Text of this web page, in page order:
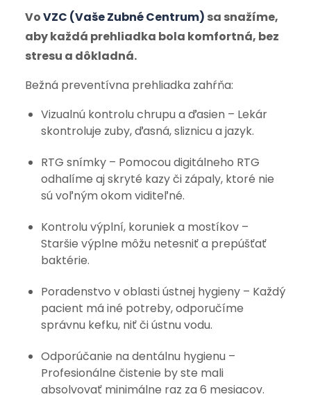
VoVZC (Vaše Zubné Centrum) sa snažíme,
aby každá prehliadka bola komfortná, bez
stresu a dôkladná.
Bežná preventívna prehliadka zahŕňa:
Vizualnú kontrolu chrupu a ďasien – Lekár
skontroluje zuby, ďasná, sliznicu a jazyk.
RTG snímky – Pomocou digitálneho RTG
odhalíme aj skryté kazy či zápaly, ktoré nie
sú voľným okom viditeľné.
Kontrolu výplní, koruniek a mostíkov –
Staršie výplne môžu netesniť a prepúšťať
baktérie.
Poradenstvo v oblasti ústnej hygieny – Každý
pacient má iné potreby, odporučíme
správnu kefku, niť či ústnu vodu.
Odporúčanie na dentálnu hygienu –
Profesionálne čistenie by ste mali
absolvovať minimálne raz za 6 mesiacov.